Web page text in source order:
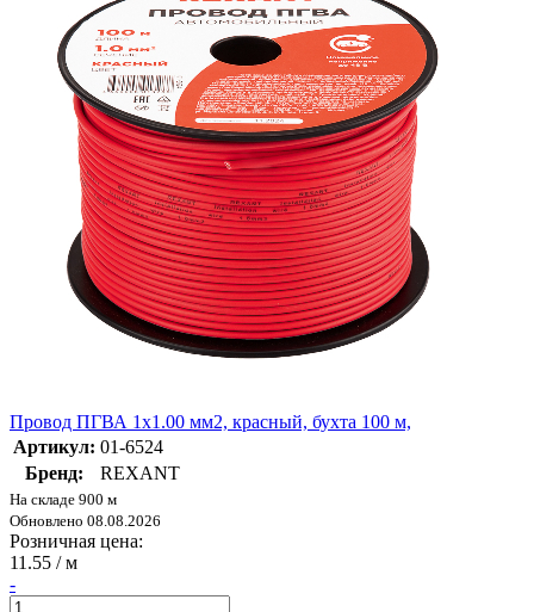
Провод ПГВА 1х1.00 мм2, красный, бухта 100 м,
Артикул: 01-6524
Бренд:
REXANT
На складе 900 м
Обновлено 08.08.2026
Розничная цена:
11.55 / м
-